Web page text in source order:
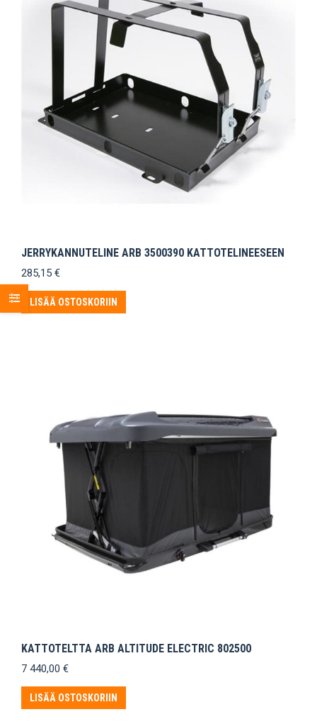
JERRYKANNUTELINE ARB 3500390 KATTOTELINEESEEN
285,15 €
LISÄÄ OSTOSKORIIN
KATTOTELTTA ARB ALTITUDE ELECTRIC 802500
7 440,00 €
LISÄÄ OSTOSKORIIN